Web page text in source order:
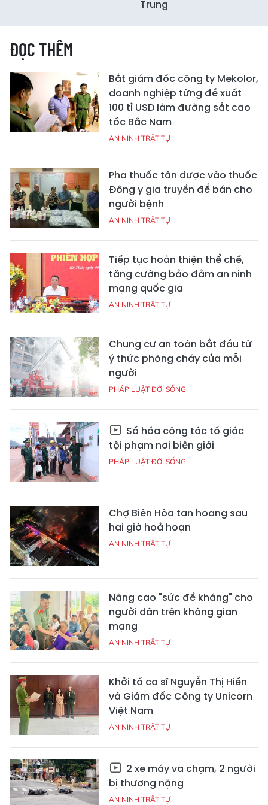
Trung
ĐỌC THÊM
Bắt giám đốc công ty Mekolor,
doanh nghiệp từng đề xuất
100 tỉ USD làm đường sắt cao
tốc Bắc Nam
AN NINH TRẬT TỰ
Pha thuốc tân dược vào thuốc
Đông y gia truyền để bán cho
người bệnh
AN NINH TRẬT TỰ
Tiếp tục hoàn thiện thể chế,
tăng cường bảo đảm an ninh
mạng quốc gia
AN NINH TRẬT TỰ
Chung cư an toàn bắt đầu từ
ý thức phòng cháy của mỗi
người
PHÁP LUẬT ĐỜI SỐNG
Số hóa công tác tố giác
tội phạm nơi biên giới
PHÁP LUẬT ĐỜI SỐNG
Chợ Biên Hòa tan hoang sau
hai giờ hoả hoạn
AN NINH TRẬT TỰ
Nâng cao "sức đề kháng" cho
người dân trên không gian
mạng
AN NINH TRẬT TỰ
Khởi tố ca sĩ Nguyễn Thị Hiền
và Giám đốc Công ty Unicorn
Việt Nam
AN NINH TRẬT TỰ
2 xe máy va chạm, 2 người
bị thương nặng
AN NINH TRẬT TỰ